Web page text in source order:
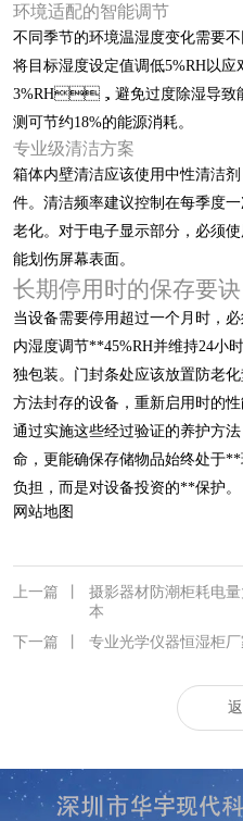
环境适配的智能调节
不同季节的环境温湿度变化需要不同
将目标湿度设定值调低5%RH以应
3%RH，避免过度除湿导致能
测可节约18%的能源消耗。
专业级清洁方案
箱体内壁清洁应该使用中性清洁剂
件。清洁频率建议控制在每季度
老化。对于电子显示部分，必
能划伤屏幕表面。
长期停用时的保存要诀
当设备需要停用超过一个月时，
内湿度调节**45%RH并维持24小时
独包装。门封条处应该放置防老化
方法封存的设备，重新启用时的性
通过实施这些经过验证的养护方法
命，更能确保存储物品始终处于**
负担，而是对设备投资的**保护。
网站地图
上一篇
摄影器材防潮柜耗电量
本
下一篇
专业光学仪器恒湿柜